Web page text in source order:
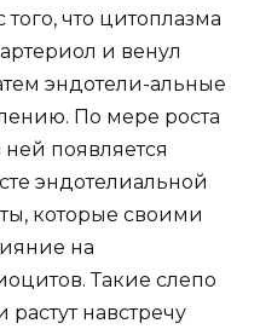
что цитоплазма
и венул
эндотели-альные
По мере роста
появляется
эндотелиальной
которые своими
на
Такие слепо
навстречу